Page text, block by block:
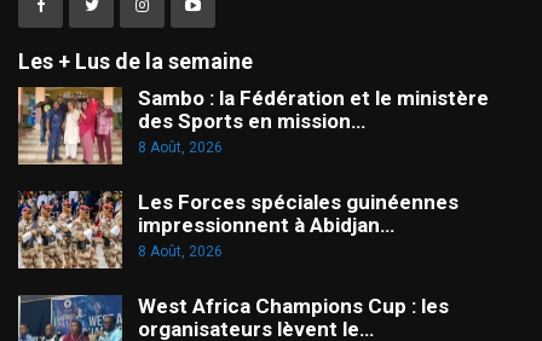
Les + Lus de la semaine
Sambo : la Fédération et le ministère
des Sports en mission…
8 Août, 2026
Les Forces spéciales guinéennes
impressionnent à Abidjan…
8 Août, 2026
West Africa Champions Cup : les
organisateurs lèvent le…